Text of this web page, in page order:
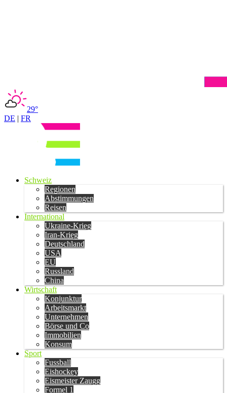
29°
DE | FR
Schweiz
Regionen
Abstimmungen
Reisen
International
Ukraine-Krieg
Iran-Krieg
Deutschland
USA
EU
Russland
China
Wirtschaft
Konjunktur
Arbeitsmarkt
Unternehmen
Börse und Co
Immobilien
Konsum
Sport
Fussball
Eishockey
Eismeister Zaugg
Formel 1